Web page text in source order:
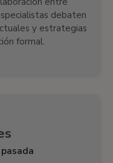
debaten
y estrategias
formal.